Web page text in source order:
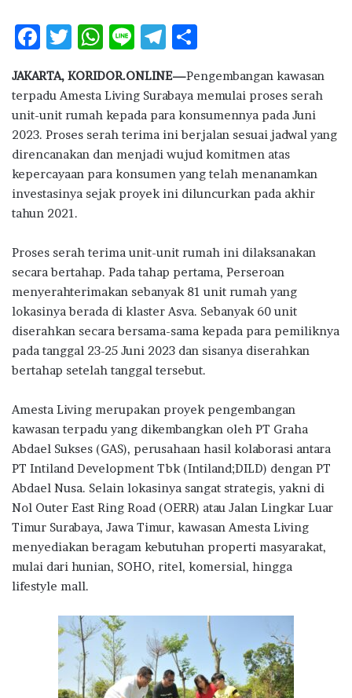
F
e
b
o
o
k
T
it
te
r
W
at
s
A
p
p
Li
e
T
e
g
ra
m
ar
e
JAKARTA, KORIDOR.ONLINE—Pengembangan kawasan
terpadu Amesta Living Surabaya memulai proses serah
unit-unit rumah kepada para konsumennya pada Juni
2023. Proses serah terima ini berjalan sesuai jadwal yang
direncanakan dan menjadi wujud komitmen atas
kepercayaan para konsumen yang telah menanamkan
investasinya sejak proyek ini diluncurkan pada akhir
tahun 2021.
Proses serah terima unit-unit rumah ini dilaksanakan
secara bertahap. Pada tahap pertama, Perseroan
menyerahterimakan sebanyak 81 unit rumah yang
lokasinya berada di klaster Asva. Sebanyak 60 unit
diserahkan secara bersama-sama kepada para pemiliknya
pada tanggal 23-25 Juni 2023 dan sisanya diserahkan
bertahap setelah tanggal tersebut.
Amesta Living merupakan proyek pengembangan
kawasan terpadu yang dikembangkan oleh PT Graha
Abdael Sukses (GAS), perusahaan hasil kolaborasi antara
PT Intiland Development Tbk (Intiland;DILD) dengan PT
Abdael Nusa. Selain lokasinya sangat strategis, yakni di
Nol Outer East Ring Road (OERR) atau Jalan Lingkar Luar
Timur Surabaya, Jawa Timur, kawasan Amesta Living
menyediakan beragam kebutuhan properti masyarakat,
mulai dari hunian, SOHO, ritel, komersial, hingga
lifestyle mall.